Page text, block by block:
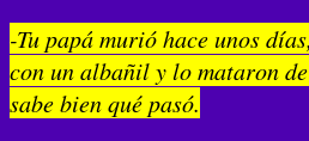
-Tu papá murió hace unos
con un albañil y lo mataron
sabe bien qué pasó.